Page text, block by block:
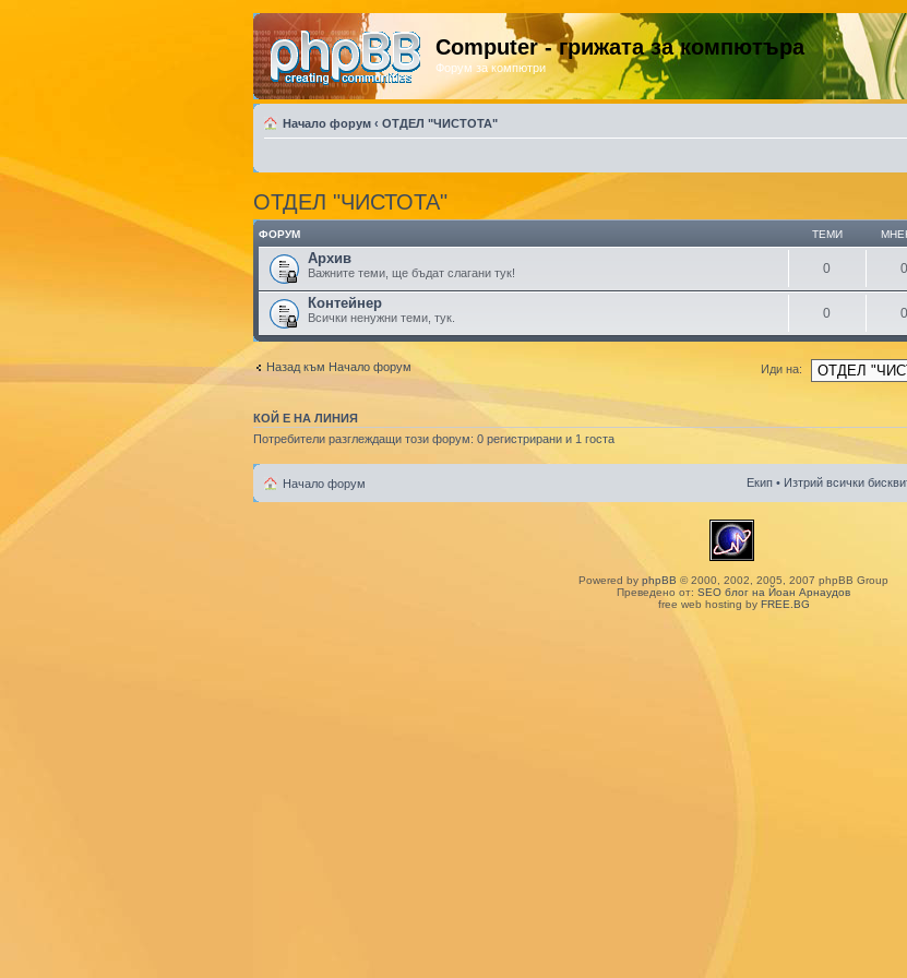
Computer - грижата за компютъра
Форум за компютри
Начало форум ‹ ОТДЕЛ "ЧИСТОТА"
ОТДЕЛ "ЧИСТОТА"
ФОРУМ ТЕМИ
Архив
Важните теми, ще бъдат слагани тук! 0 0
Контейнер
Всички ненужни теми, тук. 0 0
Назад към Начало форум Иди на:
КОЙ Е НА ЛИНИЯ
Потребители разглеждащи този форум: 0 регистрирани и 1 госта
Начало форум Екип• Изтрий всички
Powered by phpBB © 2000, 2002, 2005, 2007 phpBB Group
Преведено от: SEO блог на Йоан Арнаудов
free web hosting by FREE.BG